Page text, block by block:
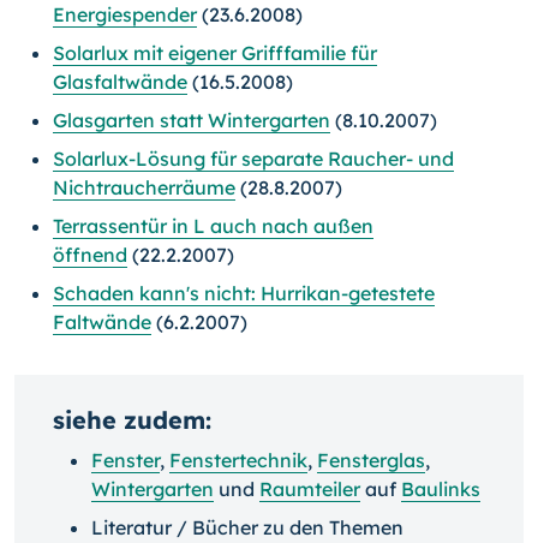
Energiespender(23.6.2008)
Solarlux mit eigener Grifffamilie für
Glasfaltwände (16.5.2008)
Glasgarten statt Wintergarten (8.10.2007)
Solarlux-Lösung für separate Raucher- und
Nichtraucherräume (28.8.2007)
Terrassentür in L auch nach außen
öffnend (22.2.2007)
Schaden kann's nicht: Hurrikan-getestete
Faltwände (6.2.2007)
siehe zudem:
Fenster, Fenstertechnik, Fensterglas,
Wintergarten und Raumteilerauf Baulinks
Literatur / Bücher zu den Themen